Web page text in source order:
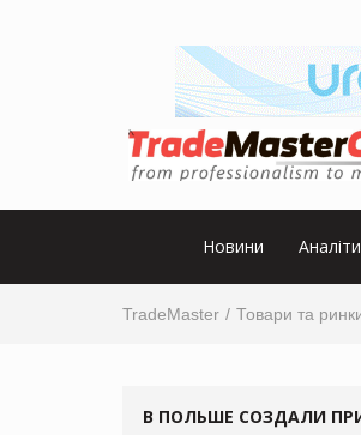
Новини
TradeMaster Товари та
В ПОЛЬШЕ СОЗДАЛИ